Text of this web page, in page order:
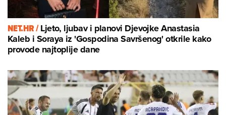
NET.HR /Ljeto, ljubav i planovi Djevojke Anastasia
Kaleb i Soraya iz 'Gospodina Savršenog' otkrile kako
provode najtoplije dane